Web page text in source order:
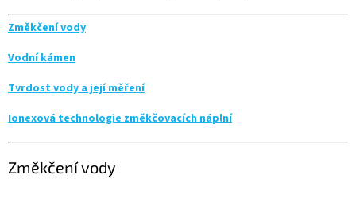
Změkčení vody
Vodní kámen
Tvrdost vody a její měření
Ionexová technologie změkčovacích náplní
Změkčení vody